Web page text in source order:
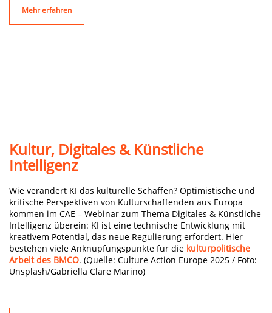
Mehr erfahren
Kultur, Digitales & Künstliche
Intelligenz
Wie verändert KI das kulturelle Schaffen? Optimistische und
kritische Perspektiven von Kulturschaffenden aus Europa
kommen im CAE – Webinar zum Thema Digitales & Künstliche
Intelligenz überein: KI ist eine technische Entwicklung mit
kreativem Potential, das neue Regulierung erfordert. Hier
bestehen viele Anknüpfungspunkte für die kulturpolitische
Arbeit des BMCO. (Quelle: Culture Action Europe 2025 / Foto:
Unsplash/Gabriella Clare Marino)